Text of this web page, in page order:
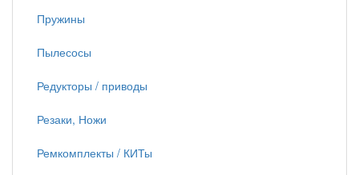
Пружины
Пылесосы
Редукторы / приводы
Резаки, Ножи
Ремкомплекты / КИТы